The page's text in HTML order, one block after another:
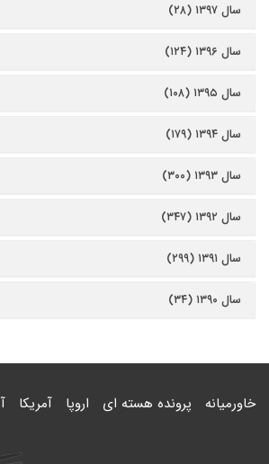
سال ۱۳۹۷ (۲۸)
سال ۱۳۹۶ (۱۲۴)
سال ۱۳۹۵ (۱۰۸)
سال ۱۳۹۴ (۱۷۹)
سال ۱۳۹۳ (۳۰۰)
سال ۱۳۹۲ (۳۴۷)
سال ۱۳۹۱ (۲۹۹)
سال ۱۳۹۰ (۳۴)
خاورمیانه پرونده هسته ای اروپا آمریکا